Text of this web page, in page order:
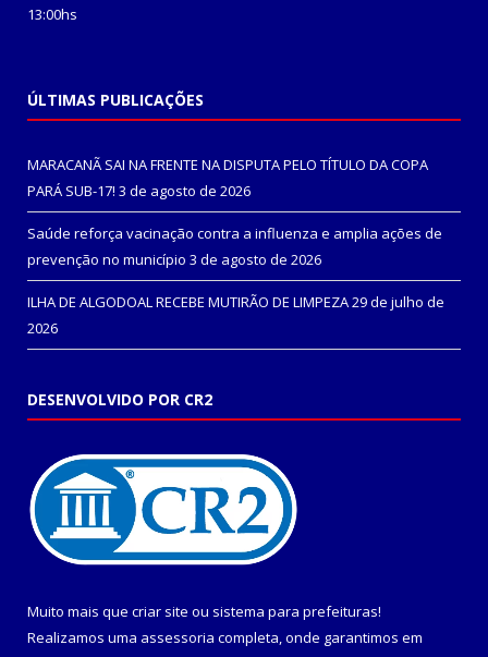
13:00hs
ÚLTIMAS PUBLICAÇÕES
MARACANÃ SAI NA FRENTE NA DISPUTA PELO TÍTULO DA COPA
PARÁ SUB-17! 3 de agosto de 2026
Saúde reforça vacinação contra a influenza e amplia ações de
prevenção no município 3 de agosto de 2026
ILHA DE ALGODOAL RECEBE MUTIRÃO DE LIMPEZA29 de julho de
2026
DESENVOLVIDO POR CR2
Muito mais que criar site ou sistema para prefeituras!
Realizamos uma assessoria completa, onde garantimos em